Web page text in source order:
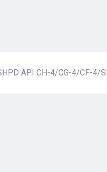
API CH-4/CG-4/CF-4/